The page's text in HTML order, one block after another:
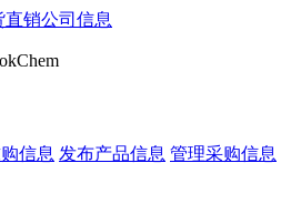
直销公司信息
信息 发布产品信息 管理采购信息